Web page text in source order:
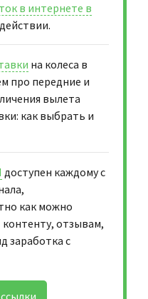
в интернете в
на колеса в
про передние и
вылета
как выбрать и
доступен каждому с
как можно
отзывам,
заработка с